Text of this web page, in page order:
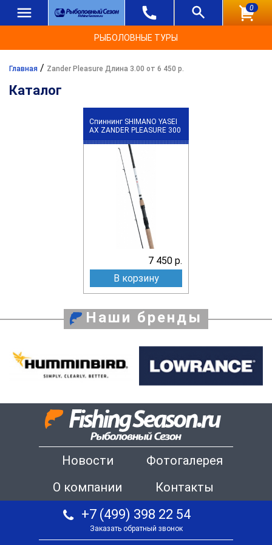
0
РЫБОЛОВНЫЕ ТУРЫ
Главная / Zander Pleasure Длина 3.00 от 6 450 р.
Каталог
Спиннинг SHIMANO YASEI
АХ ZANDER PLEASURE 300
7 450 р.
В корзину
Наши бренды
Новости
Фотогалерея
О компании
Контакты
+7 (499) 398 22 54
Заказать обратный звонок